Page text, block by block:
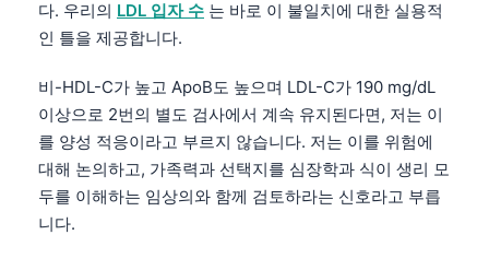
다. 우리의 LDL 입자 수 는 바로 이 불일치에 대한 실용적
인 틀을 제공합니다.
비-HDL-C가 높고 ApoB도 높으며 LDL-C가 190 mg/dL
이상으로 2번의 별도 검사에서 계속 유지된다면, 저는 이
를 양성 적응이라고 부르지 않습니다. 저는 이를 위험에
대해 논의하고, 가족력과 선택지를 심장학과 식이 생리 모
두를 이해하는 임상의와 함께 검토하라는 신호라고 부릅
니다.